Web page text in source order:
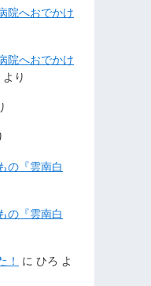
院へおでかけ
院へおでかけ
より
の『雲南白
の『雲南白
！ に ひろ よ